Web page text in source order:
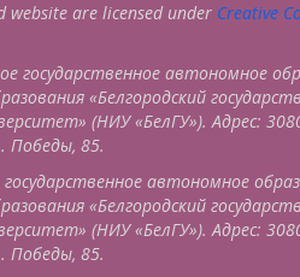
are licensed under Creative
государственное автономное
«Белгородский
(НИУ «БелГУ»). Адрес:
Победы, 85.
автономное
«Белгородский
(НИУ «БелГУ»). Адрес:
Победы, 85.